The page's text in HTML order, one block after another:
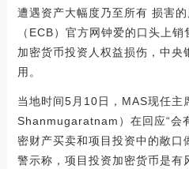
遭遇资产大幅度乃至所有 损害
（ECB）官方网钟爱的口头上
加密货币投资人权益损伤，中央
用。
当地时间5月10日，MAS现任主
Shanmugaratnam）在回应“会
密财产买卖和项目投资中的敞口
警示称，项目投资加密货币是有